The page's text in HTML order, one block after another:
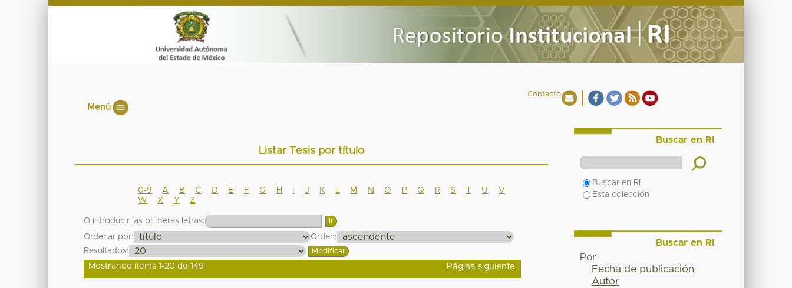
Contacto
Menú
Listar Tesis por título
0-9 A B C D E F G H J K M N O P Q R S T U
V
W
X Y Z
O introducir las primeras letras:
Ordenar por:
Orden:
Resultados:
Mostrando ítems 1-20 de 149
Página siguiente
Buscar en RI
Buscar en RI
Esta colección
Buscar en RI
Por
Fecha de publicación
Autor